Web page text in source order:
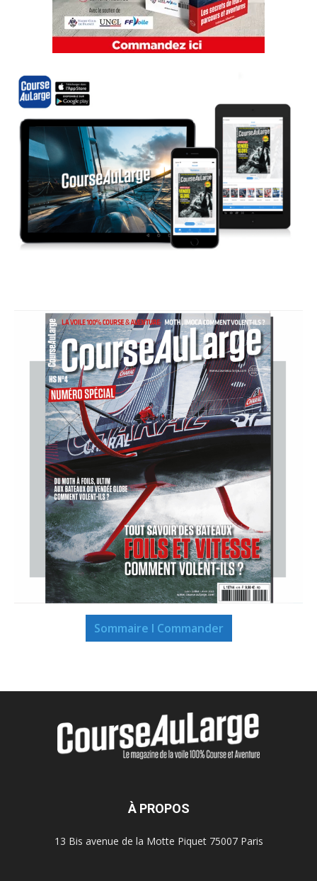
Sommaire I Commander
À PROPOS
13 Bis avenue de la Motte Piquet 75007 Paris